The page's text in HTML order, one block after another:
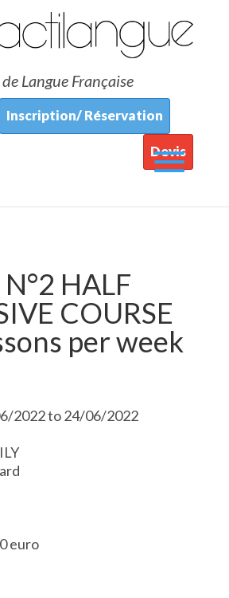
Langue Française
Inscription/ Réservation
Devis
HALF
COURSE
per week
2022 to 24/06/2022
euro